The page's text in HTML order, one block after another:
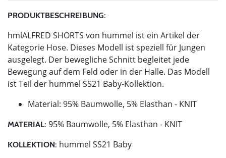
PRODUKTBESCHREIBUNG:
hmlALFRED SHORTS von hummel ist ein Artikel der
Kategorie Hose. Dieses Modell ist speziell für Jungen
ausgelegt. Der bewegliche Schnitt begleitet jede
Bewegung auf dem Feld oder in der Halle. Das Modell
ist Teil der hummel SS21 Baby-Kollektion.
Material: 95% Baumwolle, 5% Elasthan - KNIT
MATERIAL: 95% Baumwolle, 5% Elasthan - KNIT
KOLLEKTION: hummel SS21 Baby